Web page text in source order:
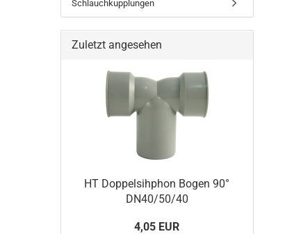
Schlauchkupplungen
Zuletzt angesehen
HT Doppelsihphon Bogen 90°
DN40/50/40
4,05 EUR